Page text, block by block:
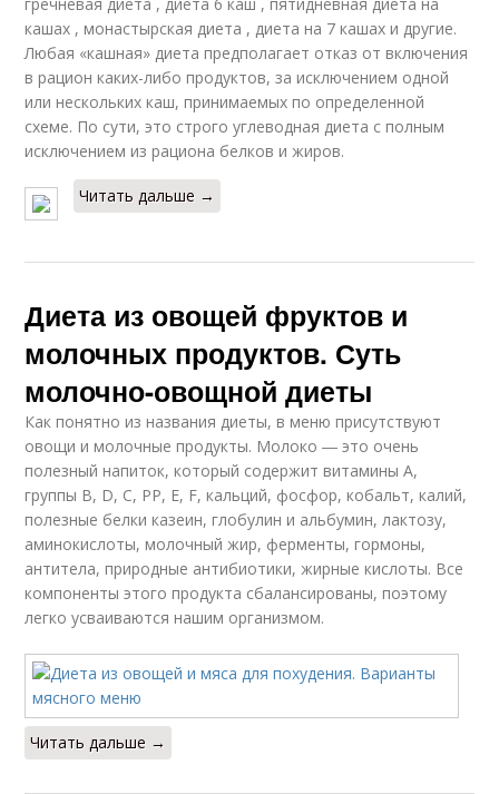
гречневая диета , диета 6 каш , пятидневная диета на
кашах , монастырская диета , диета на 7 кашах и другие.
Любая «кашная» диета предполагает отказ от включения
в рацион каких-либо продуктов, за исключением одной
или нескольких каш, принимаемых по определенной
схеме. По сути, это строго углеводная диета с полным
исключением из рациона белков и жиров.
Читать дальше →
Диета из овощей фруктов и
молочных продуктов. Суть
молочно-овощной диеты
Как понятно из названия диеты, в меню присутствуют
овощи и молочные продукты. Молоко ― это очень
полезный напиток, который содержит витамины А,
группы В, D, С, РР, Е, F, кальций, фосфор, кобальт, калий,
полезные белки казеин, глобулин и альбумин, лактозу,
аминокислоты, молочный жир, ферменты, гормоны,
антитела, природные антибиотики, жирные кислоты. Все
компоненты этого продукта сбалансированы, поэтому
легко усваиваются нашим организмом.
Читать дальше →